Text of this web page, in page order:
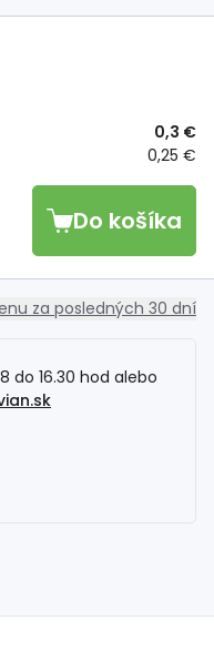
0,25 €
0,3 €
Do košíka
za posledných 30 dní
do 16.30 hod alebo